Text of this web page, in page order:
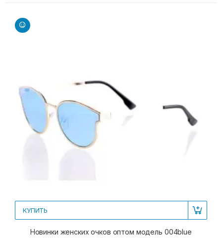
КУПИТЬ
Новинки женских очков оптом модель 004blue